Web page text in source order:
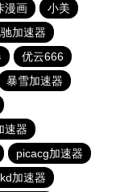
漫画
小美
加速器
优云666
暴雪加速器
速器
picacg加速器
加速器